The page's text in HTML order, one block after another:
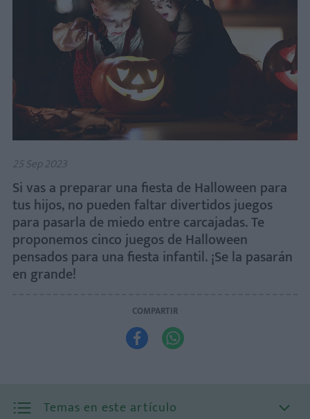
25 Sep 2023
Si vas a preparar una fiesta de Halloween para
tus hijos, no pueden faltar divertidos juegos
para pasarla de miedo entre carcajadas. Te
proponemos cinco juegos de Halloween
pensados para una fiesta infantil. ¡Se la pasarán
en grande!
COMPARTIR
 
Temas en este artículo